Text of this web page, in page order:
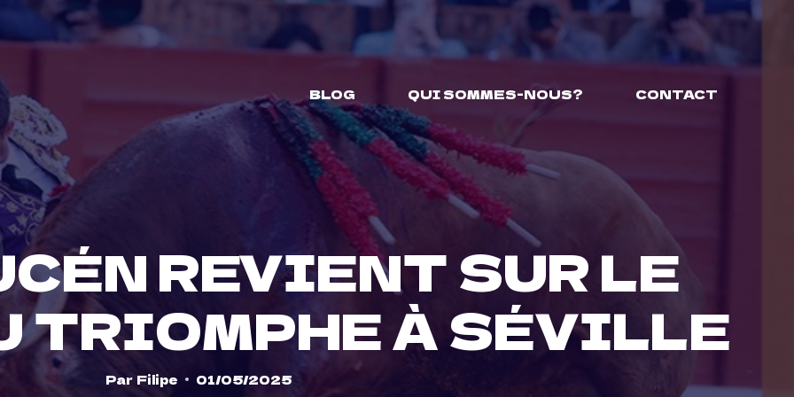
BLOG
QUI SOMMES-NOUS? CONTACT
REVIENT SUR LE
TRIOMPHE À SÉVILLE
Par Filipe 01/05/2025